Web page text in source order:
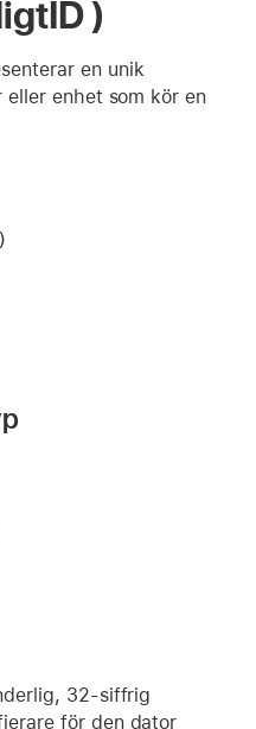
)
en unik
enhet som kör en
32-siffrig
för den dator